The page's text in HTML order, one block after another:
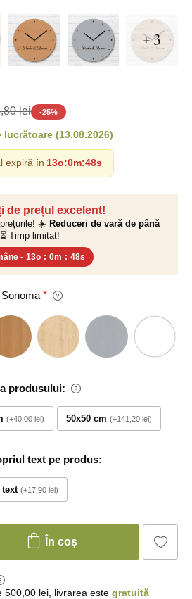
+ 3
de prețul excelent!
☀️ Reduceri de vară de până
⏳ Timp limitat!
- 13o : 0m : 47s
produsului:
+40,00 lei 50x50 cm +141,20 lei
text pe produs:
+17,90 lei
lei -25%
lucrătoare (13.08.2026)
expiră în 13o:0m:47s
În coș
500,00 lei, livrarea este gratuită